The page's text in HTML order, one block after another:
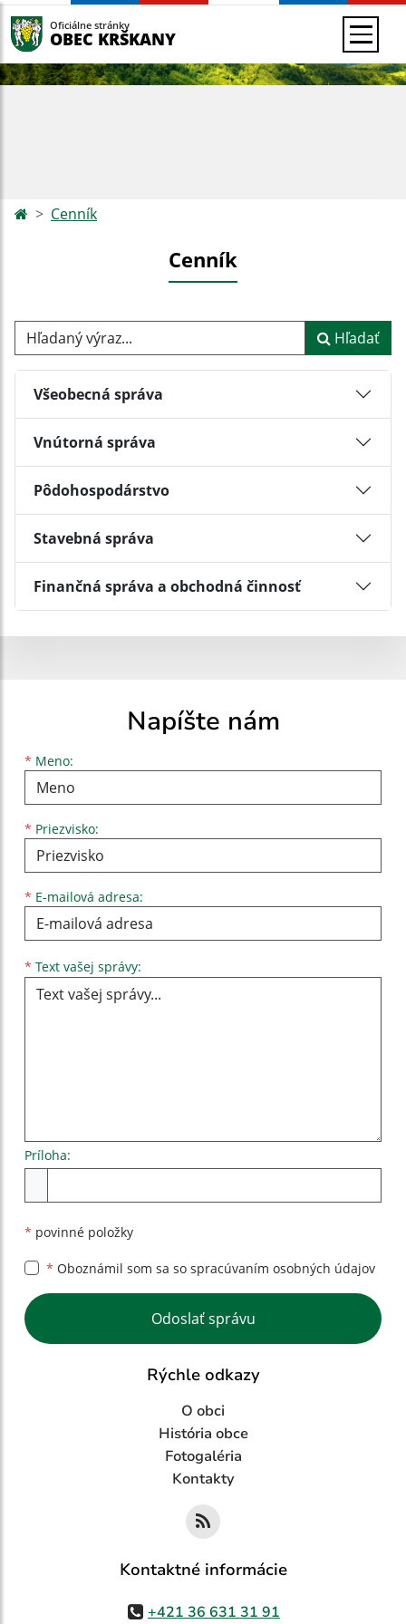
Oficiálne stránky
OBEC KRŠKANY
Cenník
Cenník
Hľadaný výraz... Hľadať
Všeobecná správa
Vnútorná správa
Pôdohospodárstvo
Stavebná správa
Finančná správa a obchodná činnosť
Napíšte nám
* Meno:
Meno
* Priezvisko:
Priezvisko
* E-mailová adresa:
E-mailová adresa
* Text vašej správy:
Príloha:
* povinné položky
* Oboznámil som sa so spracúvaním osobných údajov
Google reCaptcha Response
Odoslať správu
Rýchle odkazy
O obci
História obce
Fotogaléria
Kontakty
Kontaktné informácie
+421 36 631 31 91